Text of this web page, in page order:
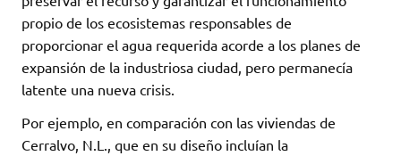
propio de los ecosistemas responsables de
proporcionar el agua requerida acorde a los planes de
expansión de la industriosa ciudad, pero permanecía
latente una nueva crisis.
Por ejemplo, en comparación con las viviendas de
Cerralvo, N.L., que en su diseño incluían la